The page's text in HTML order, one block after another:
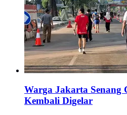
Warga Jakarta Senang
Kembali Digelar